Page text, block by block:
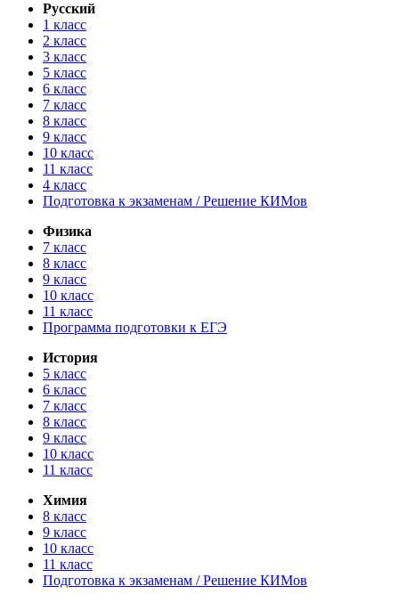
Русский
1 класс
2 класс
3 класс
5 класс
6 класс
7 класс
8 класс
9 класс
10 класс
11 класс
4 класс
Подготовка к экзаменам / Решение КИМов
Физика
7 класс
8 класс
9 класс
10 класс
11 класс
Программа подготовки к ЕГЭ
История
5 класс
6 класс
7 класс
8 класс
9 класс
10 класс
11 класс
Химия
8 класс
9 класс
10 класс
11 класс
Подготовка к экзаменам / Решение КИМов